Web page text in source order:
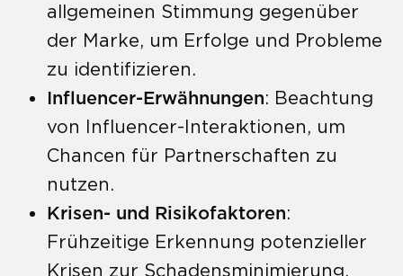
allgemeinen Stimmung gegenüber
der Marke, um Erfolge und Probleme
zu identifizieren.
Influencer-Erwähnungen: Beachtung
von Influencer-Interaktionen, um
Chancen für Partnerschaften zu
nutzen.
Krisen- und Risikofaktoren:
Frühzeitige Erkennung potenzieller
Krisen zur Schadensminimierung.